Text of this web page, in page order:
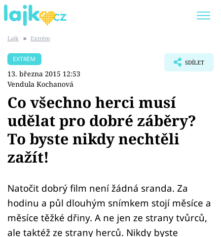
SHOPAHOLICADEL
Témata
Showbyznys
Virály
Sex a vztahy
Lajk ■ Extrém
EXTRÉM
13. března 2015 12:53
Vendula Kochanová
SDÍLET
Co všechno herci musí
udělat pro dobré záběry?
To byste nikdy nechtěli
zažít!
Natočit dobrý film není žádná sranda. Za
hodinu a půl dlouhým snímkem stojí měsíce a
měsíce těžké dřiny. A ne jen ze strany tvůrců,
ale taktéž ze strany herců. Nikdy byste